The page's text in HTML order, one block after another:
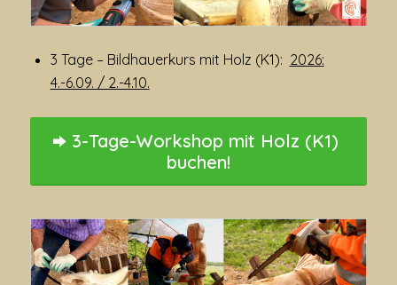
3 Tage – Bildhauerkurs mit Holz (K1): 2026:
4.-6.09. / 2.-4.10.
3-Tage-Workshop mit Holz (K1)
buchen!